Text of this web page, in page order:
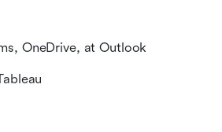
OneDrive, at Outlook